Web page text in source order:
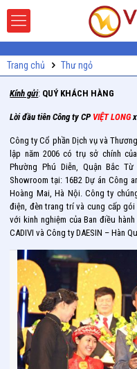
Trang chủ Thư ngỏ
Kính gửi: QUÝ KHÁCH HÀNG
Lời đầu tiên Công ty CP VIỆT LONG
Công ty Cổ phần Dịch vụ và
lập năm 2006 có trụ sở chính
Phường Phú Diễn, Quận Bắc
Showroom tại: 16B2 Dự án Công
Hoàng Mai, Hà Nội. Công ty
điện, đèn trang trí và cung cấp
với kinh nghiệm của Ban điều
CADIVI và Công ty DAESIN – Hàn